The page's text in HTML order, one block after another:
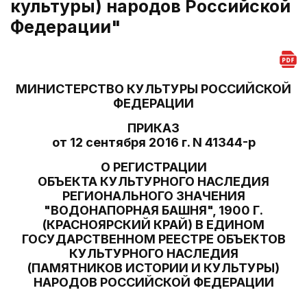
культуры) народов Российской
Федерации"
МИНИСТЕРСТВО КУЛЬТУРЫ РОССИЙСКОЙ
ФЕДЕРАЦИИ
ПРИКАЗ
от 12 сентября 2016 г. N 41344-р
О РЕГИСТРАЦИИ
ОБЪЕКТА КУЛЬТУРНОГО НАСЛЕДИЯ
РЕГИОНАЛЬНОГО ЗНАЧЕНИЯ
"ВОДОНАПОРНАЯ БАШНЯ", 1900 Г.
(КРАСНОЯРСКИЙ КРАЙ) В ЕДИНОМ
ГОСУДАРСТВЕННОМ РЕЕСТРЕ ОБЪЕКТОВ
КУЛЬТУРНОГО НАСЛЕДИЯ
(ПАМЯТНИКОВ ИСТОРИИ И КУЛЬТУРЫ)
НАРОДОВ РОССИЙСКОЙ ФЕДЕРАЦИИ